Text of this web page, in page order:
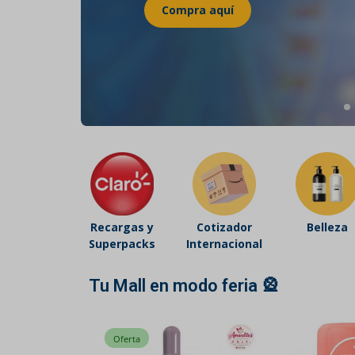
Belleza
Tecnología
Ver más categorías
Recargas y
Superpacks
Cotizador
Internacional
Belleza
Tu Mall en modo feria 🎡